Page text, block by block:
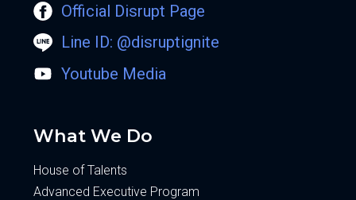
Official Disrupt Page
Line ID: @disruptignite
Youtube Media
What We Do
House of Talents
Advanced Executive Program